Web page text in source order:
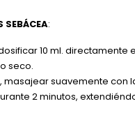
SEBÁCEA:
10 ml. directamente
seco.
masajear suavemente con
2 minutos,